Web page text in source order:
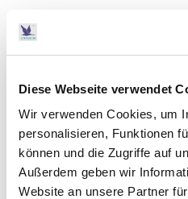
Diese Webseite verwendet
Wir verwenden Cookies, um
personalisieren, Funktionen
können und die Zugriffe auf
Außerdem geben wir
Website an unsere Partner